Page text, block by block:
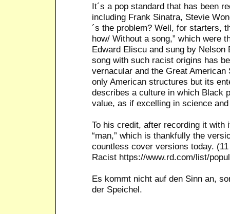
It´s a pop standard that has been
including Frank Sinatra, Stevie
´s the problem? Well, for starters,
how/ Without a song,” which were
Edward Eliscu and sung by Nelson
song with such racist origins has
vernacular and the Great
only American structures but its
describes a culture in which Black
value, as if excelling in science
To his credit, after recording it with
“man,” which is thankfully the
countless cover versions today.
Racist https://www.rd.com/list/
Es kommt nicht auf den Sinn an,
der Speichel.